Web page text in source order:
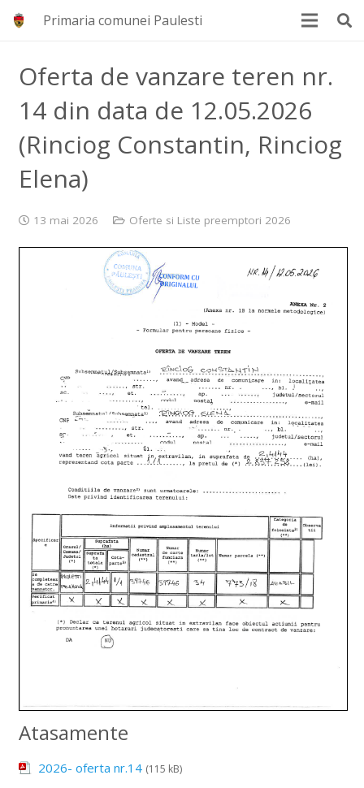
Primaria comunei Paulesti
Oferta de vanzare teren nr.
14 din data de 12.05.2026
(Rinciog Constantin, Rinciog
Elena)
13 mai 2026 Oferte si Liste preemptori 2026
Atasamente
2026- oferta nr.14 (115 kB)